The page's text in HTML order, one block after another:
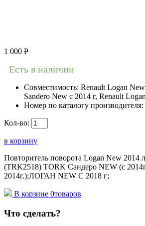
1 000 Р
Есть в наличии
Совместимость: Renault Logan
Sandero New с 2014 г, Renault
Номер по каталогу производителя:
Кол-во:
в корзину
Повторитель поворота Logan New 2014
(TRK2518) TORK Сандеро NEW (с
2014г.);ЛОГАН NEW С 2018 г;
В корзине 0товаров
Что сделать?